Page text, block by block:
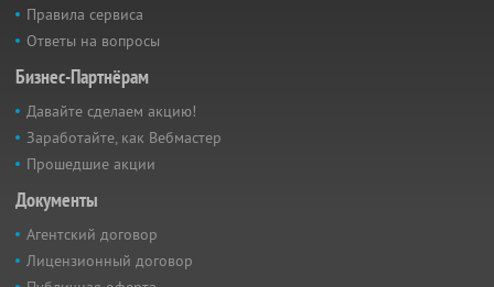
Правила сервиса
Ответы на вопросы
Бизнес-Партнёрам
Давайте сделаем акцию!
Заработайте, как Вебмастер
Прошедшие акции
Документы
Агентский договор
Лицензионный договор